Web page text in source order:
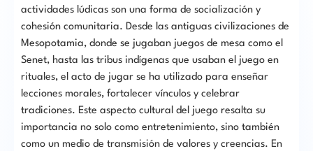
actividades lúdicas son una forma de socialización y
cohesión comunitaria. Desde las antiguas civilizaciones de
Mesopotamia, donde se jugaban juegos de mesa como el
Senet, hasta las tribus indígenas que usaban el juego en
rituales, el acto de jugar se ha utilizado para enseñar
lecciones morales, fortalecer vínculos y celebrar
tradiciones. Este aspecto cultural del juego resalta su
importancia no solo como entretenimiento, sino también
como un medio de transmisión de valores y creencias. En